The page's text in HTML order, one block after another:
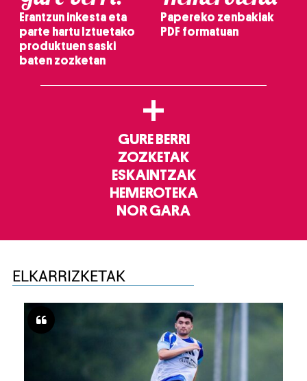
Erantzun inkesta eta
parte hartu Iztuetako
produktuen saski
baten zozketan
Papereko zenbakiak
PDF formatuan
+
GURE BERRI
ZOZKETAK
ESKAINTZAK
HEMEROTEKA
NOR GARA
ELKARRIZKETAK